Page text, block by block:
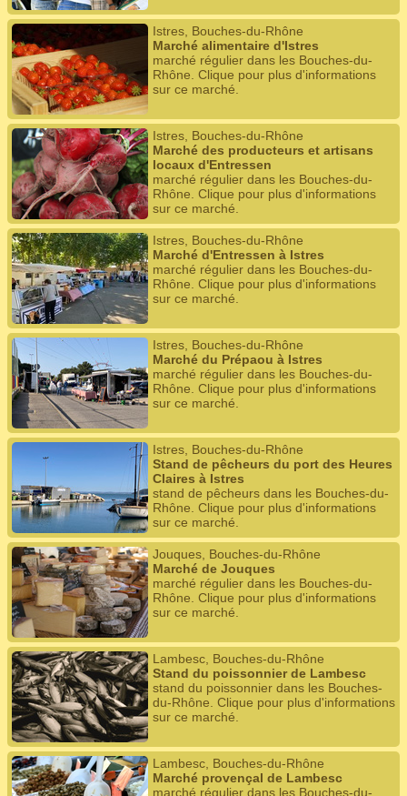
Istres, Bouches-du-Rhône
Marché alimentaire d'Istres
marché régulier dans les Bouches-du-
Rhône. Clique pour plus d'informations
sur ce marché.
Istres, Bouches-du-Rhône
Marché des producteurs et artisans
locaux d'Entressen
marché régulier dans les Bouches-du-
Rhône. Clique pour plus d'informations
sur ce marché.
Istres, Bouches-du-Rhône
Marché d'Entressen à Istres
marché régulier dans les Bouches-du-
Rhône. Clique pour plus d'informations
sur ce marché.
Istres, Bouches-du-Rhône
Marché du Prépaou à Istres
marché régulier dans les Bouches-du-
Rhône. Clique pour plus d'informations
sur ce marché.
Istres, Bouches-du-Rhône
Stand de pêcheurs du port des Heures
Claires à Istres
stand de pêcheurs dans les Bouches-du-
Rhône. Clique pour plus d'informations
sur ce marché.
Jouques, Bouches-du-Rhône
Marché de Jouques
marché régulier dans les Bouches-du-
Rhône. Clique pour plus d'informations
sur ce marché.
Lambesc, Bouches-du-Rhône
Stand du poissonnier de Lambesc
stand du poissonnier dans les Bouches-
du-Rhône. Clique pour plus d'informations
sur ce marché.
Lambesc, Bouches-du-Rhône
Marché provençal de Lambesc
marché régulier dans les Bouches-du-